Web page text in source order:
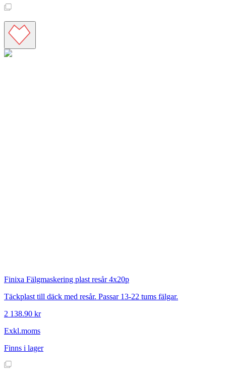
Finixa Fälgmaskering plast resår 4x20p
Täckplast till däck med resår. Passar 13-22 tums fälgar.
2 138.90 kr
Exkl.moms
Finns i lager